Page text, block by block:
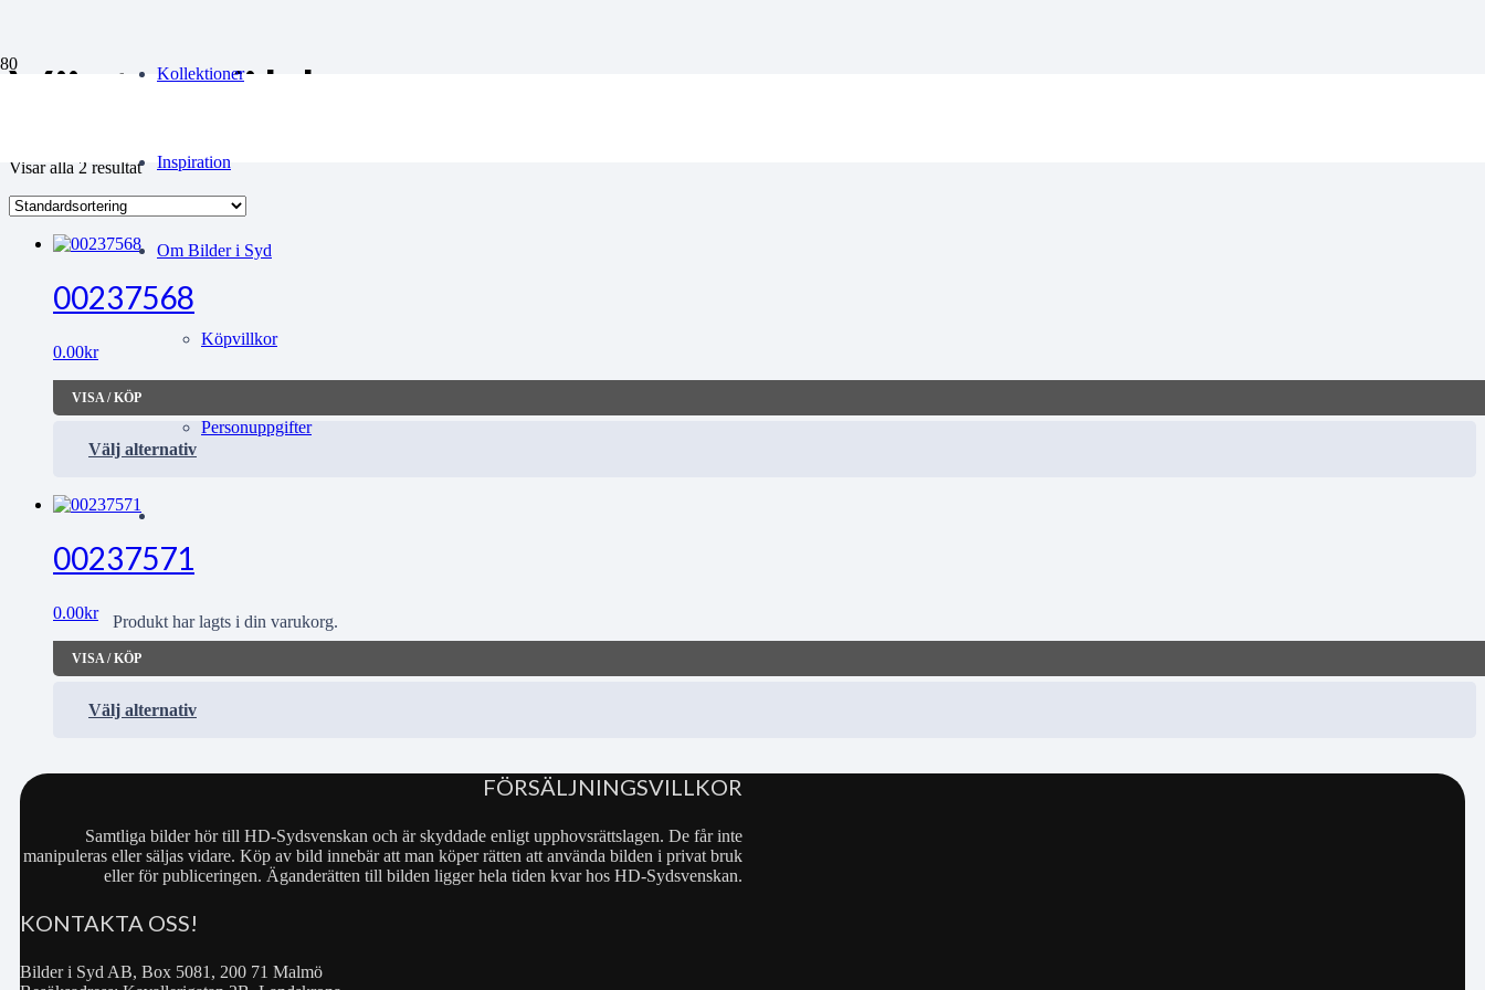
Kollektioner
Inspiration
Om Bilder i Syd
Köpvillkor
Personuppgifter
Produkt har lagts i din varukorg.
Västergöhl
Visar alla 2 resultat
00237568
0.00kr
VISA / KÖP
Välj alternativ
00237571
0.00kr
VISA / KÖP
Välj alternativ
FÖRSÄLJNINGSVILLKOR
Samtliga bilder hör till HD-Sydsvenskan och är skyddade enligt upphovsrättslagen. De får inte
manipuleras eller säljas vidare. Köp av bild innebär att man köper rätten att använda bilden i privat bruk
eller för publiceringen. Äganderätten till bilden ligger hela tiden kvar hos HD-Sydsvenskan.
KONTAKTA OSS!
Bilder i Syd AB, Box 5081, 200 71 Malmö